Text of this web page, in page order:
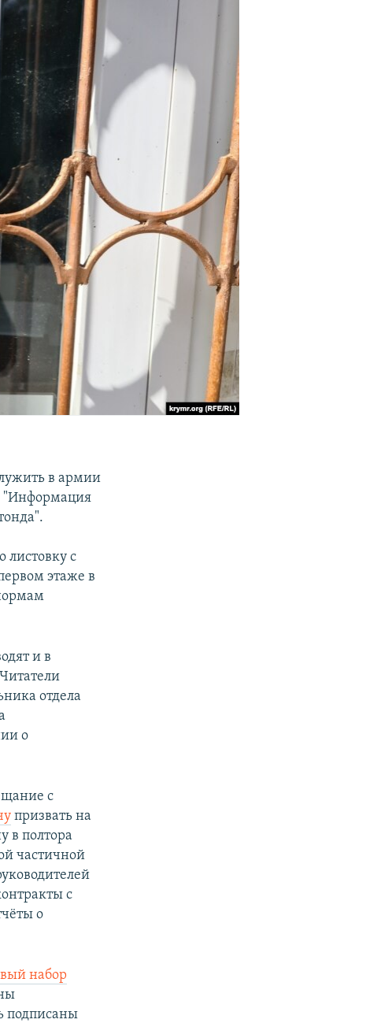
в армии
"Информация
листовку с
этаже в
и в
отдела
о
с
призвать на
в полтора
частичной
с
о
набор
подписаны